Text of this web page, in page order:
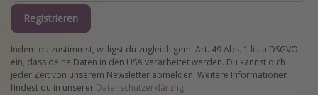
Registrieren
Indem du zustimmst, willigst du zugleich gem. Art. 49 Abs. 1 lit. a DSGVO
ein, dass deine Daten in den USA verarbeitet werden. Du kannst dich
jeder Zeit von unserem Newsletter abmelden. Weitere Informationen
findest du in unserer Datenschutzerklärung.